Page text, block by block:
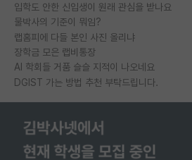
입학도 안한 신입생이 원래 관심을 받나요
물박사의 기준이 뭐임?
랩홈피에 다들 본인 사진 올리냐
장학금 모은 랩비통장
AI 학회들 거품 슬슬 지적이 나오네요
DGIST 가는 방법 추천 부탁드립니다.